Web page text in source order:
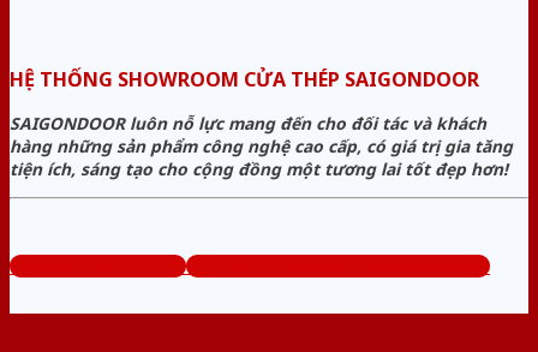
HỆ THỐNG SHOWROOM CỬA THÉP SAIGONDOOR
SAIGONDOOR luôn nỗ lực mang đến cho đối tác và khách
hàng những sản phẩm công nghệ cao cấp, có giá trị gia tăng
tiện ích, sáng tạo cho cộng đồng một tương lai tốt đẹp hơn!
www.bancuathep.com Tổng đài tư vấn miễn phí: 0824.400.400